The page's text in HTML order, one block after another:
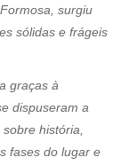
surgiu
sólidas e frágeis
graças à
dispuseram a
história,
fases do lugar e